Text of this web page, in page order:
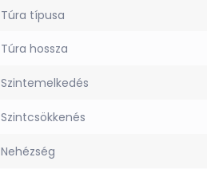
Túra típusa
Túra hossza
Szintemelkedés
Szintcsökkenés
Nehézség